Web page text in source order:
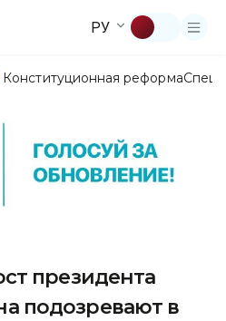
РУ
Конституционная реформа
президента
подозревают в